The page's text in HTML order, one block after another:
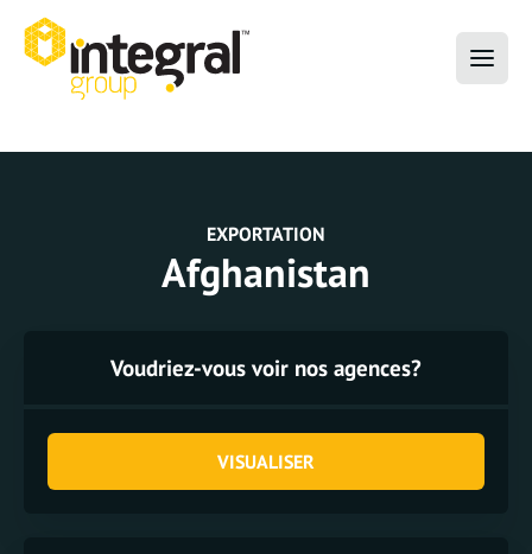
EXPORTATION
Afghanistan
Voudriez-vous voir nos agences?
VISUALISER